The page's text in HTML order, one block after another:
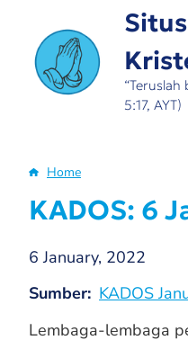
main
content
“Teruslah
5:17, AYT)
Breadcrumb
Home
KADOS: 6
6 January, 2022
Sumber KADOS
Lembaga-lembaga